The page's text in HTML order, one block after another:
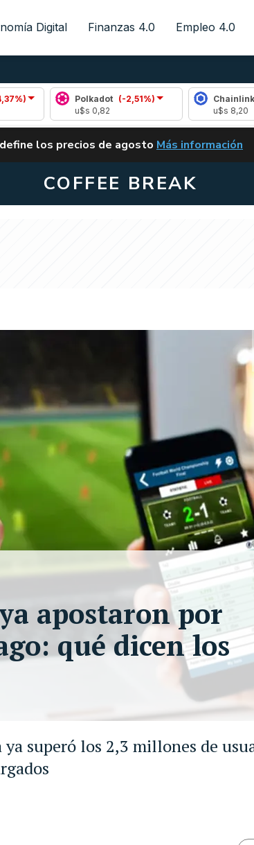
Digital Finanzas 4.0 Empleo 4.0
Polkadot
(-2,51%)
Chainlink
(-0,20%)
ALERTA
los precios de agosto VUELVE EL
Más información
COFFEE BREAK
superó los 2,3 millones de
apostaron por
qué dicen los